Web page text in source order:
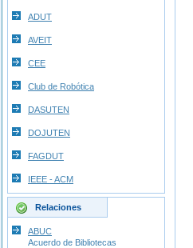
ADUT
AVEIT
CEE
Club de Robótica
DASUTEN
DOJUTEN
FAGDUT
IEEE - ACM
Relaciones
ABUC
Acuerdo de Bibliotecas